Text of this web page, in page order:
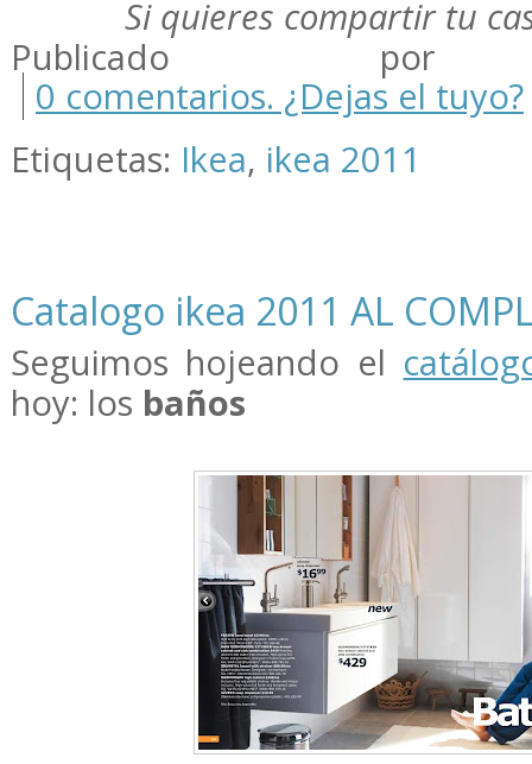
Si quieres compartir tu
Publicado por
0 comentarios. ¿Dejas el tuyo?
Etiquetas: Ikea, ikea 2011
Catalogo ikea 2011 AL
Seguimos hojeando el
hoy: los baños